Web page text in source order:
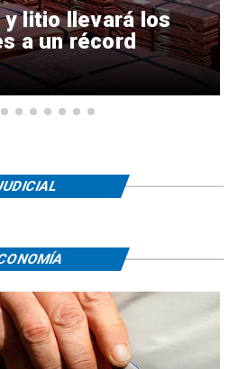
y litio llevará los
a un récord